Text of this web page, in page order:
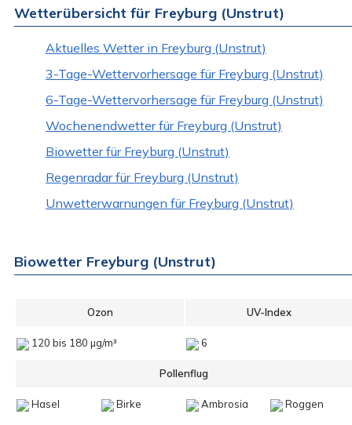
Wetterübersicht für Freyburg (Unstrut)
Aktuelles Wetter in Freyburg (Unstrut)
3-Tage-Wettervorhersage für Freyburg (Unstrut)
6-Tage-Wettervorhersage für Freyburg (Unstrut)
Wochenendwetter für Freyburg (Unstrut)
Biowetter für Freyburg (Unstrut)
Regenradar für Freyburg (Unstrut)
Unwetterwarnungen für Freyburg (Unstrut)
Biowetter Freyburg (Unstrut)
Ozon UV-Index
120 bis 180 µg/m³ 6
Pollenflug
Hasel Birke Ambrosia Roggen